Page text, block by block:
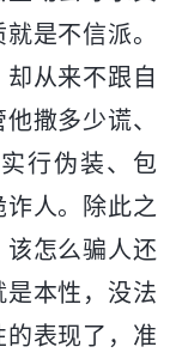
是不信派。
从来不跟自
撒多少谎、
行伪装、包
人。除此之
怎么骗人还
本性，没法
表现了，准